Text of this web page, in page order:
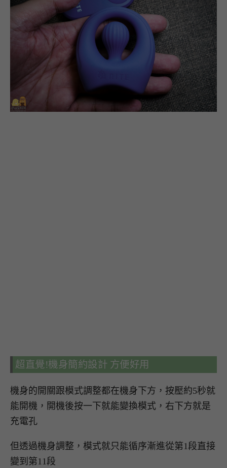
超直覺!機身簡約設計 方便好用
機身的開關跟模式調整都在機身下方，按壓約5秒就
能開機，開機後按一下就能變換模式，右下方就是
充電孔
但透過機身調整，模式就只能循序漸進從第1段直接
變到第11段